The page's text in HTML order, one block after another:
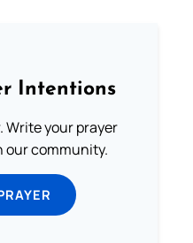
Intentions
Write your prayer
our community.